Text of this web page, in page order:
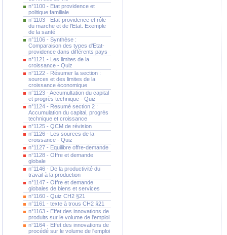
n°1100 - Etat providence et
politique familiale
n°1103 - Etat-providence et rôle
du marche et de l'Etat. Exemple
de la santé
n°1106 - Synthèse :
Comparaison des types d'Etat-
providence dans différents pays
n°1121 - Les limites de la
croissance - Quiz
n°1122 - Résumer la section :
sources et des limites de la
croissance économique
n°1123 - Accumultation du capital
et progrès technique - Quiz
n°1124 - Resumé section 2 :
Accumulation du capital, progrès
technique et croissance
n°1125 - QCM de révision
n°1126 - Les sources de la
croissance - Quiz
n°1127 - Equilibre offre-demande
n°1128 - Offre et demande
globale
n°1146 - De la productivité du
travail à la production
n°1147 - Offre et demande
globales de biens et services
n°1160 - Quiz CH2 §21
n°1161 - texte à trous CH2 §21
n°1163 - Effet des innovations de
produits sur le volume de l'emploi
n°1164 - Effet des innovations de
procédé sur le volume de l'emploi